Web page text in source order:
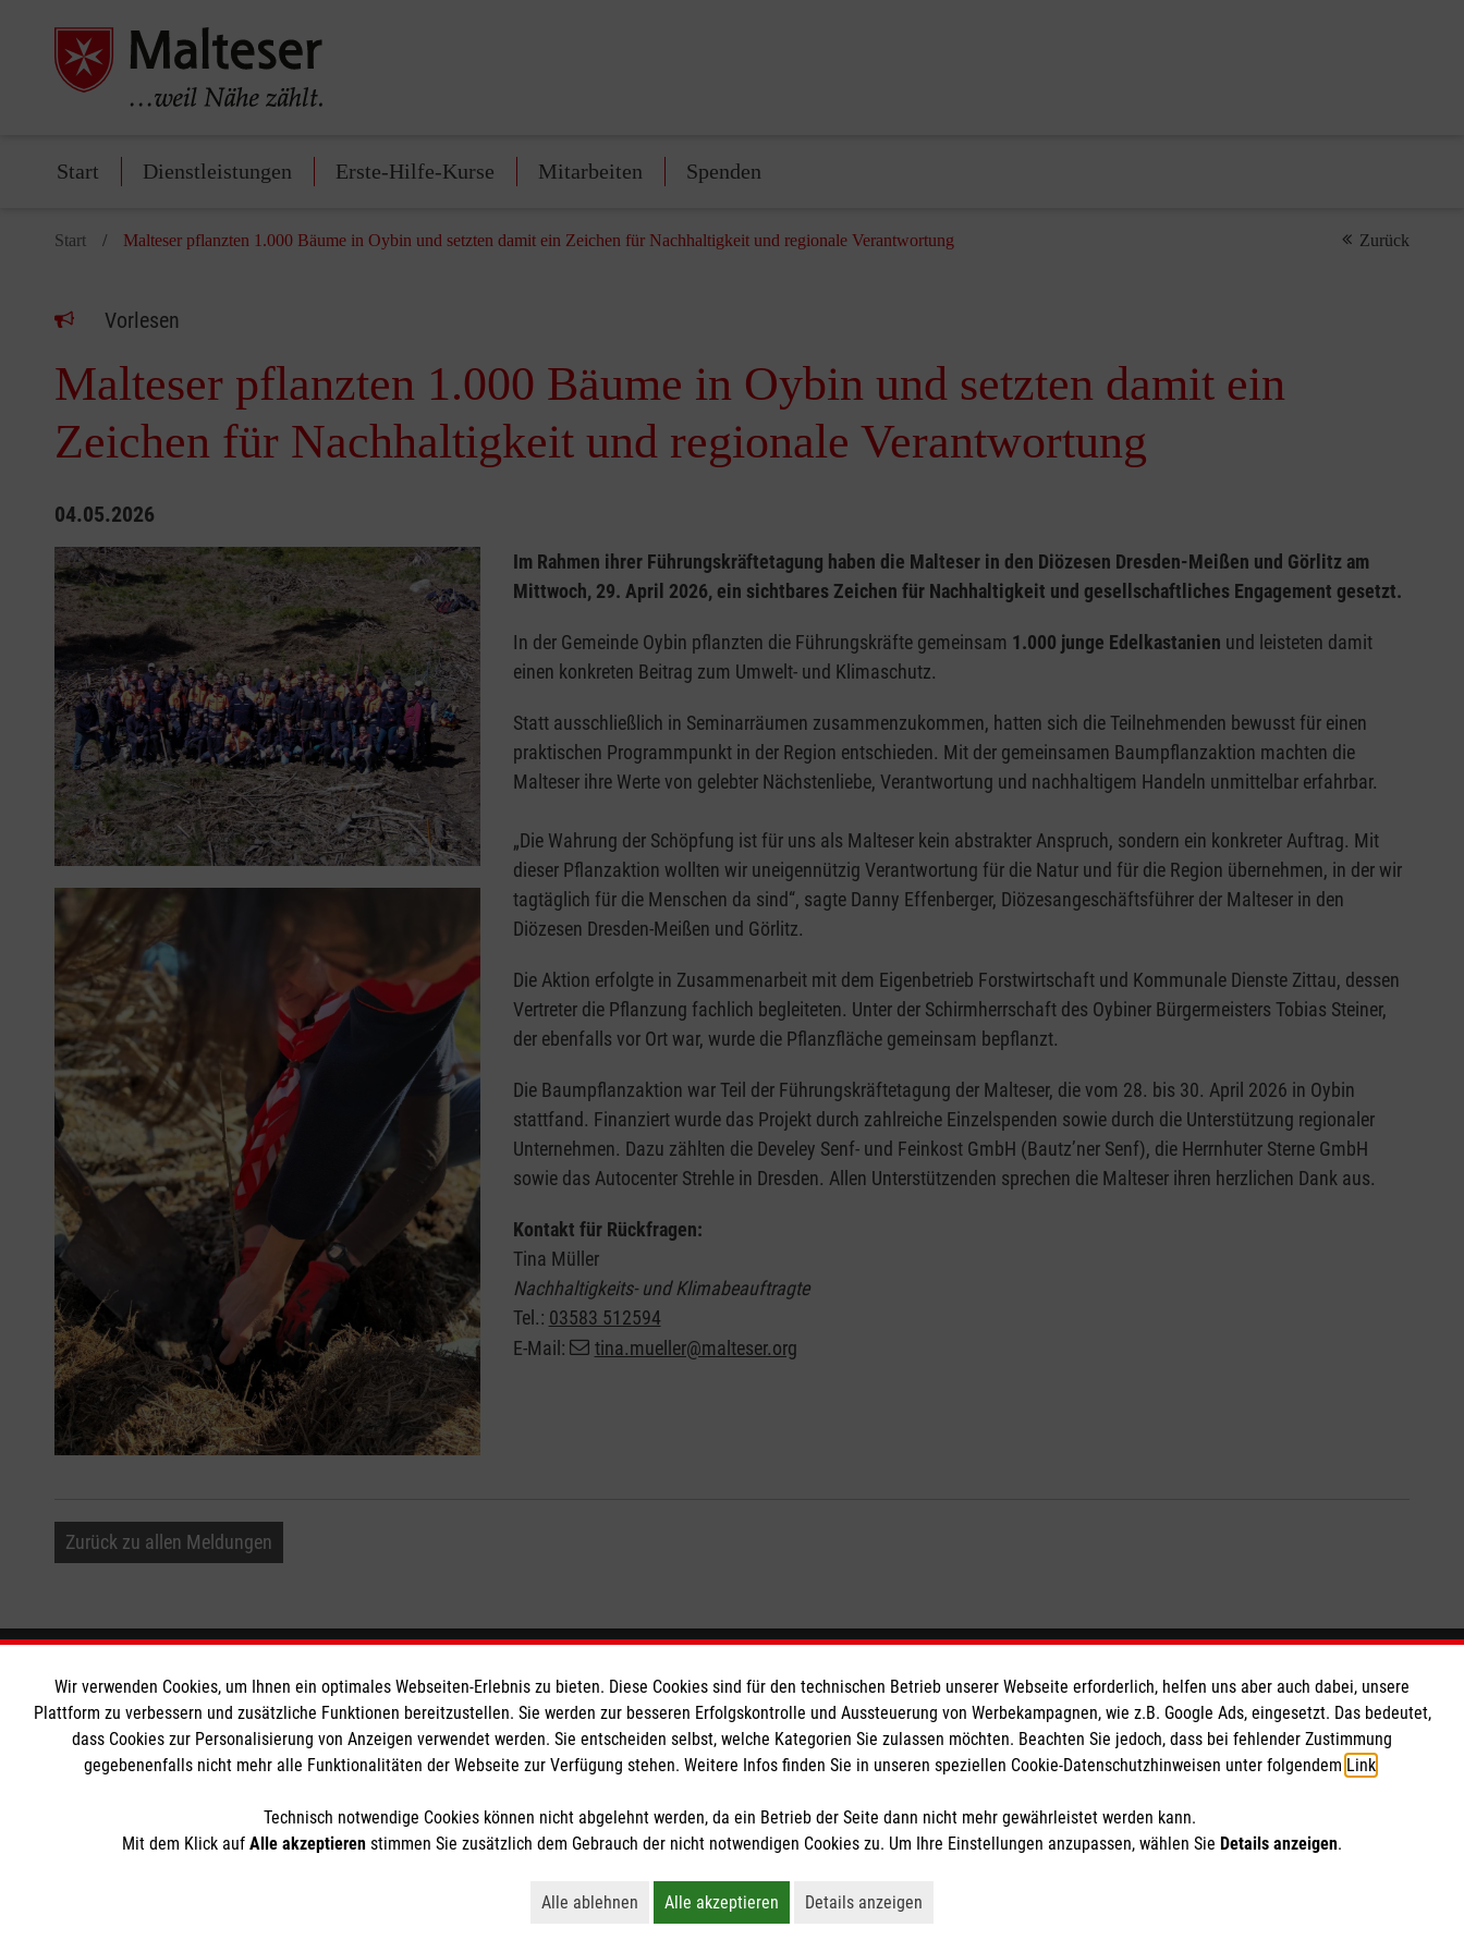
Start Dienstleistungen Erste-Hilfe-Kurse Mitarbeiten Spenden
Start Malteser pflanzten 1.000 Bäume in Oybin und setzten damit ein Zeichen für Nachhaltigkeit und regionale Verantwortung Zurück
Vorlesen
Malteser pflanzten 1.000 Bäume in Oybin und setzten damit ein
Zeichen für Nachhaltigkeit und regionale Verantwortung
04.05.2026
Im Rahmen ihrer Führungskräftetagung haben die Malteser in den Diözesen Dresden-Meißen und Görlitz am
Mittwoch, 29. April 2026, ein sichtbares Zeichen für Nachhaltigkeit und gesellschaftliches Engagement gesetzt.
In der Gemeinde Oybin pflanzten die Führungskräfte gemeinsam 1.000 junge Edelkastanien und leisteten damit
einen konkreten Beitrag zum Umwelt- und Klimaschutz.
Statt ausschließlich in Seminarräumen zusammenzukommen, hatten sich die Teilnehmenden bewusst für einen
praktischen Programmpunkt in der Region entschieden. Mit der gemeinsamen Baumpflanzaktion machten die
Malteser ihre Werte von gelebter Nächstenliebe, Verantwortung und nachhaltigem Handeln unmittelbar erfahrbar.
„Die Wahrung der Schöpfung ist für uns als Malteser kein abstrakter Anspruch, sondern ein konkreter Auftrag. Mit
dieser Pflanzaktion wollten wir uneigennützig Verantwortung für die Natur und für die Region übernehmen, in der wir
tagtäglich für die Menschen da sind“, sagte Danny Effenberger, Diözesangeschäftsführer der Malteser in den
Diözesen Dresden-Meißen und Görlitz.
Die Aktion erfolgte in Zusammenarbeit mit dem Eigenbetrieb Forstwirtschaft und Kommunale Dienste Zittau, dessen
Vertreter die Pflanzung fachlich begleiteten. Unter der Schirmherrschaft des Oybiner Bürgermeisters Tobias Steiner,
der ebenfalls vor Ort war, wurde die Pflanzfläche gemeinsam bepflanzt.
Die Baumpflanzaktion war Teil der Führungskräftetagung der Malteser, die vom 28. bis 30. April 2026 in Oybin
stattfand. Finanziert wurde das Projekt durch zahlreiche Einzelspenden sowie durch die Unterstützung regionaler
Unternehmen. Dazu zählten die Develey Senf- und Feinkost GmbH (Bautz’ner Senf), die Herrnhuter Sterne GmbH
sowie das Autocenter Strehle in Dresden. Allen Unterstützenden sprechen die Malteser ihren herzlichen Dank aus.
Kontakt für Rückfragen:
Tina Müller
Nachhaltigkeits- und Klimabeauftragte
Tel.: 03583 512594
E-Mail:
tina.mueller@malteser.org
Zurück zu allen Meldungen
Informationen
Impressum
Datenschutz
Die Malteser
Malteser in Deutschland
Malteserorden
Spendenkonto
Empfänger: Malteser Hilfsdienst e.V.
Bank: Pax-Bank für Kirche und Caritas eG
BIC: GENODED1PA7
So finden Sie uns
Meusdorfer Straße 10
04277 Leipzig
Wir verwenden Cookies, um Ihnen ein optimales Webseiten-Erlebnis zu bieten. Diese Cookies sind für den technischen Betrieb unserer Webseite erforderlich, helfen uns aber auch dabei, unsere
Plattform zu verbessern und zusätzliche Funktionen bereitzustellen. Sie werden zur besseren Erfolgskontrolle und Aussteuerung von Werbekampagnen, wie z.B. Google Ads, eingesetzt. Das bedeutet,
dass Cookies zur Personalisierung von Anzeigen verwendet werden. Sie entscheiden selbst, welche Kategorien Sie zulassen möchten. Beachten Sie jedoch, dass bei fehlender Zustimmung
gegebenenfalls nicht mehr alle Funktionalitäten der Webseite zur Verfügung stehen. Weitere Infos finden Sie in unseren speziellen Cookie-Datenschutzhinweisen unter folgendem Link
Technisch notwendige Cookies können nicht abgelehnt werden, da ein Betrieb der Seite dann nicht mehr gewährleistet werden kann.
Mit dem Klick auf Alle akzeptieren stimmen Sie zusätzlich dem Gebrauch der nicht notwendigen Cookies zu. Um Ihre Einstellungen anzupassen, wählen Sie Details anzeigen.
Alle ablehnen
Lehnt alle nicht-essentiellen Cookies ab
Alle akzeptieren
Akzeptiert alle Cookies einschließlich Marketing und Analyse
Details anzeigen